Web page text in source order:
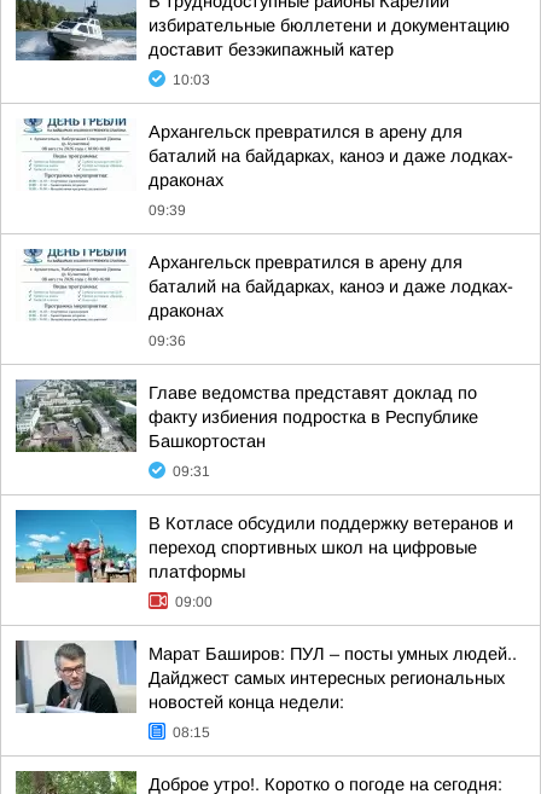
избирательные бюллетени и документацию
доставит безэкипажный катер
10:03
Архангельск превратился в арену для
баталий на байдарках, каноэ и даже лодках-
драконах
09:39
Архангельск превратился в арену для
баталий на байдарках, каноэ и даже лодках-
драконах
09:36
Главе ведомства представят доклад по
факту избиения подростка в Республике
Башкортостан
09:31
В Котласе обсудили поддержку ветеранов и
переход спортивных школ на цифровые
платформы
09:00
Марат Баширов: ПУЛ – посты умных людей..
Дайджест самых интересных региональных
новостей конца недели:
08:15
Доброе утро!. Коротко о погоде на сегодня: